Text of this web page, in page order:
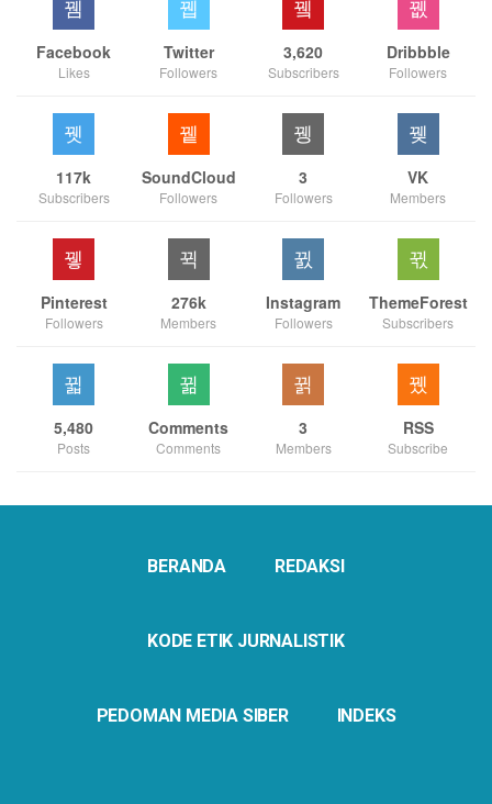
Facebook
Likes
Twitter
Followers
3,620
Subscribers
Dribbble
Followers
117k
Subscribers
SoundCloud
Followers
3
Followers
VK
Members
Pinterest
Followers
276k
Members
Instagram
Followers
ThemeForest
Subscribers
5,480
Posts
Comments
Comments
3
Members
RSS
Subscribe
BERANDA REDAKSI
KODE ETIK JURNALISTIK
PEDOMAN MEDIA SIBER INDEKS